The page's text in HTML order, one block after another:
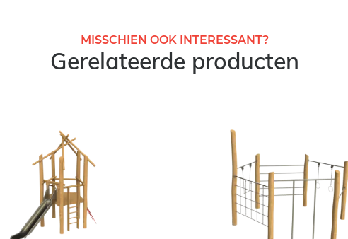
MISSCHIEN OOK INTERESSANT?
Gerelateerde producten